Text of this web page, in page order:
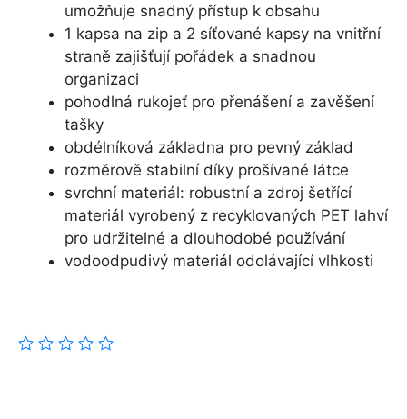
umožňuje snadný přístup k obsahu
1 kapsa na zip a 2 síťované kapsy na vnitřní
straně zajišťují pořádek a snadnou
organizaci
pohodlná rukojeť pro přenášení a zavěšení
tašky
obdélníková základna pro pevný základ
rozměrově stabilní díky prošívané látce
svrchní materiál: robustní a zdroj šetřící
materiál vyrobený z recyklovaných PET lahví
pro udržitelné a dlouhodobé používání
vodoodpudivý materiál odolávající vlhkosti